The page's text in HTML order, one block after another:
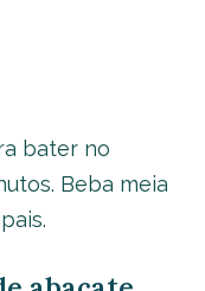
bater no
Beba meia